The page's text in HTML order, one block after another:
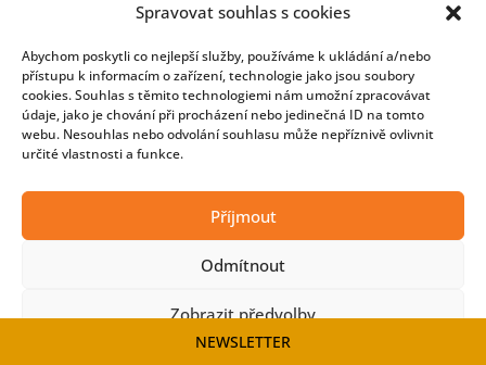
Spravovat souhlas s cookies
Abychom poskytli co nejlepší služby, používáme k ukládání a/nebo
přístupu k informacím o zařízení, technologie jako jsou soubory
cookies. Souhlas s těmito technologiemi nám umožní zpracovávat
údaje, jako je chování při procházení nebo jedinečná ID na tomto
webu. Nesouhlas nebo odvolání souhlasu může nepříznivě ovlivnit
určité vlastnosti a funkce.
Příjmout
Odmítnout
Zobrazit předvolby
NEWSLETTER